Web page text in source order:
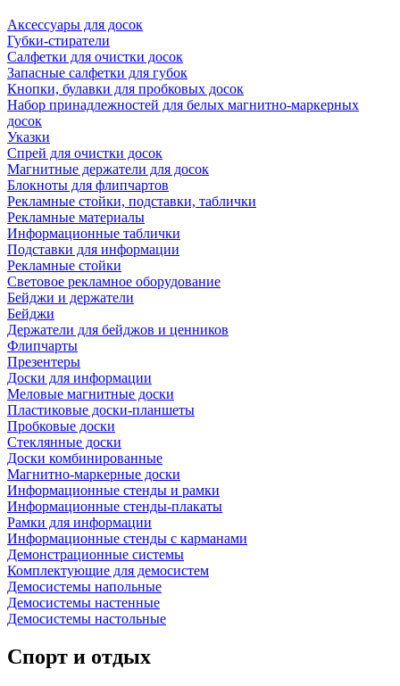
Аксессуары для досок
Губки-стиратели
Салфетки для очистки досок
Запасные салфетки для губок
Кнопки, булавки для пробковых досок
Набор принадлежностей для белых магнитно-маркерных
досок
Указки
Спрей для очистки досок
Магнитные держатели для досок
Блокноты для флипчартов
Рекламные стойки, подставки, таблички
Рекламные материалы
Информационные таблички
Подставки для информации
Рекламные стойки
Световое рекламное оборудование
Бейджи и держатели
Бейджи
Держатели для бейджов и ценников
Флипчарты
Презентеры
Доски для информации
Меловые магнитные доски
Пластиковые доски-планшеты
Пробковые доски
Стеклянные доски
Доски комбинированные
Магнитно-маркерные доски
Информационные стенды и рамки
Информационные стенды-плакаты
Рамки для информации
Информационные стенды с карманами
Демонстрационные системы
Комплектующие для демосистем
Демосистемы напольные
Демосистемы настенные
Демосистемы настольные
Спорт и отдых